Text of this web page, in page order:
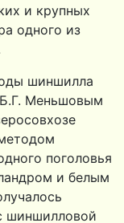
и крупных
одного из
шиншилла
Меньшовым
поголовья
и белым
шиншил­ловой